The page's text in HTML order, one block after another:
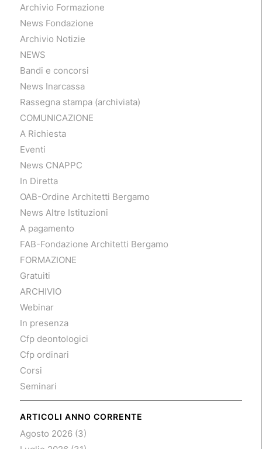
Archivio Formazione
News Fondazione
Archivio Notizie
NEWS
Bandi e concorsi
News Inarcassa
Rassegna stampa (archiviata)
COMUNICAZIONE
A Richiesta
Eventi
News CNAPPC
In Diretta
OAB-Ordine Architetti Bergamo
News Altre Istituzioni
A pagamento
FAB-Fondazione Architetti Bergamo
FORMAZIONE
Gratuiti
ARCHIVIO
Webinar
In presenza
Cfp deontologici
Cfp ordinari
Corsi
Seminari
ARTICOLI ANNO CORRENTE
Agosto 2026(3)